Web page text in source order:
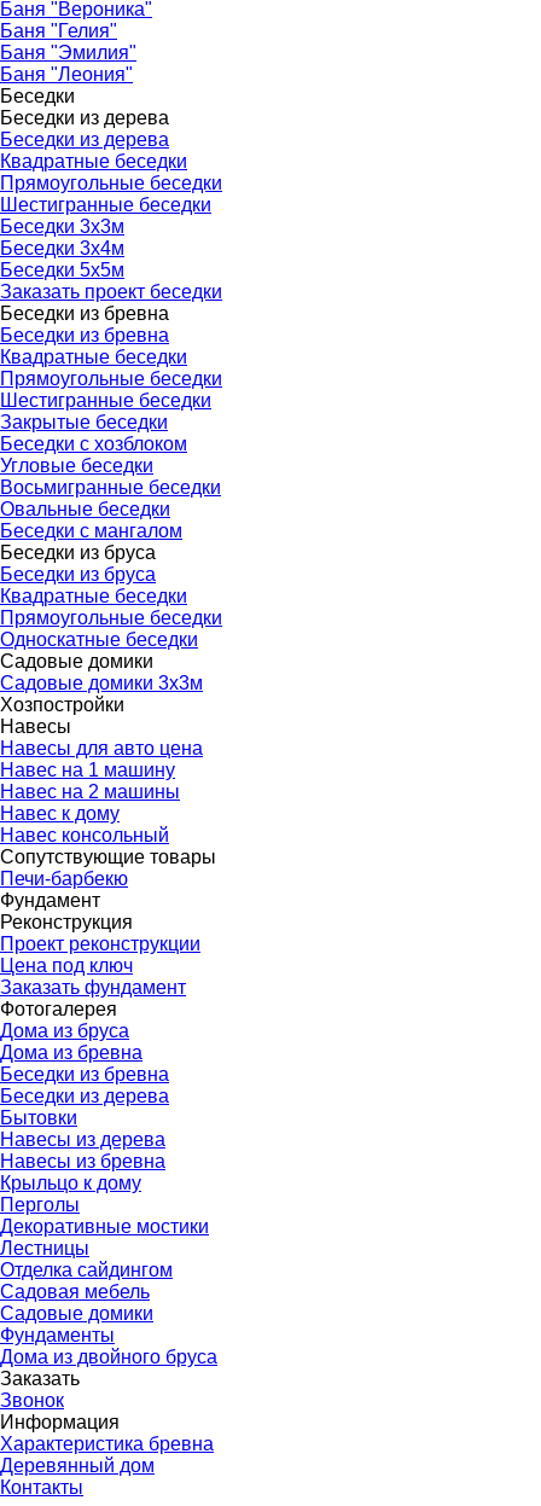
Баня "Вероника"
Баня "Гелия"
Баня "Эмилия"
Баня "Леония"
Беседки
Беседки из дерева
Беседки из дерева
Квадратные беседки
Прямоугольные беседки
Шестигранные беседки
Беседки 3х3м
Беседки 3х4м
Беседки 5х5м
Заказать проект беседки
Беседки из бревна
Беседки из бревна
Квадратные беседки
Прямоугольные беседки
Шестигранные беседки
Закрытые беседки
Беседки с хозблоком
Угловые беседки
Восьмигранные беседки
Овальные беседки
Беседки с мангалом
Беседки из бруса
Беседки из бруса
Квадратные беседки
Прямоугольные беседки
Односкатные беседки
Садовые домики
Садовые домики 3х3м
Хозпостройки
Навесы
Навесы для авто цена
Навес на 1 машину
Навес на 2 машины
Навес к дому
Навес консольный
Сопутствующие товары
Печи-барбекю
Фундамент
Реконструкция
Проект реконструкции
Цена под ключ
Заказать фундамент
Фотогалерея
Дома из бруса
Дома из бревна
Беседки из бревна
Беседки из дерева
Бытовки
Навесы из дерева
Навесы из бревна
Крыльцо к дому
Перголы
Декоративные мостики
Лестницы
Отделка сайдингом
Садовая мебель
Садовые домики
Фундаменты
Дома из двойного бруса
Заказать
Звонок
Информация
Характеристика бревна
Деревянный дом
Контакты